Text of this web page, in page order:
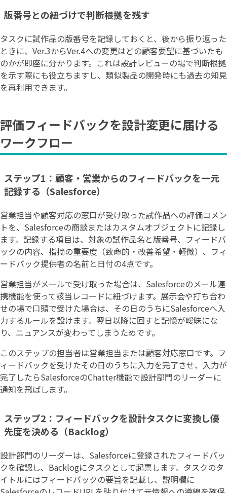
版番号との紐づけで判断根拠を残す
タスクに試作品の版番号を記録しておくと、後から振り返った
ときに、Ver.3からVer.4への変更はどの顧客要望に基づいたも
のかが即座に分かります。これは設計レビューの場で判断根拠
を示す際にも役立ちますし、類似製品の開発時にも過去の知見
を再利用できます。
評価フィードバックを設計変更に届ける
ワークフロー
ステップ1：顧客・営業からのフィードバックを一元
記録する（Salesforce）
営業担当や顧客対応の窓口が受け取った試作品への評価コメン
トを、Salesforceの商談またはカスタムオブジェクトに記録し
ます。記録する項目は、対象の試作品名と版番号、フィードバ
ックの内容、指摘の重要度（致命的・改善希望・軽微）、フィ
ードバック提供者の名前と日付の4点です。
営業担当がメールで受け取った場合は、Salesforceのメール連
携機能を使って該当レコードに紐づけます。展示会や打ち合わ
せの場で口頭で受けた場合は、その日のうちにSalesforceへ入
力するルールを設けます。翌日以降に回すと記憶が曖昧にな
り、ニュアンスが変わってしまうためです。
このステップの担当者は営業担当または顧客対応窓口です。フ
ィードバックを受けたその日のうちに入力を完了させ、入力が
完了したらSalesforceのChatter機能で設計部門のリーダーに
通知を飛ばします。
ステップ2：フィードバックを設計タスクに変換し優
先度を決める（Backlog）
設計部門のリーダーは、Salesforceに登録されたフィードバッ
クを確認し、Backlogにタスクとして起票します。タスクのタ
イトルにはフィードバックの要旨を記載し、説明欄に